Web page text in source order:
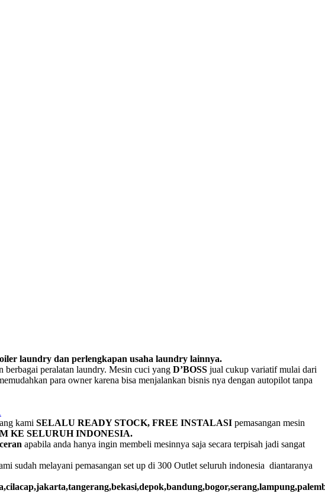
laundry dan perlengkapan usaha laundry lainnya.
berbagai peralatan laundry. Mesin cuci yang D’BOSS jual cukup variatif mulai dari
para owner karena bisa menjalankan bisnis nya dengan autopilot tanpa
kami SELALU READY STOCK, FREE INSTALASI pemasangan mesin
KE SELURUH INDONESIA.
apabila anda hanya ingin membeli mesinnya saja secara terpisah jadi sangat
sudah melayani pemasangan set up di 300 Outlet seluruh indonesia diantaranya